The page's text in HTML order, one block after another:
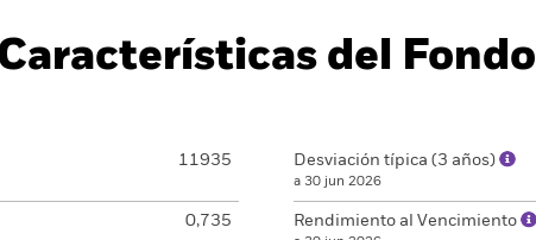
del Fondo
11935
0,735
Desviación típica (3 años)
a 30 jun 2026
Rendimiento al Vencimiento